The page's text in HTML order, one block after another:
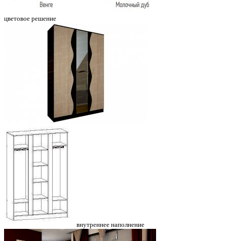
цветовое решение
внутреннее наполнение